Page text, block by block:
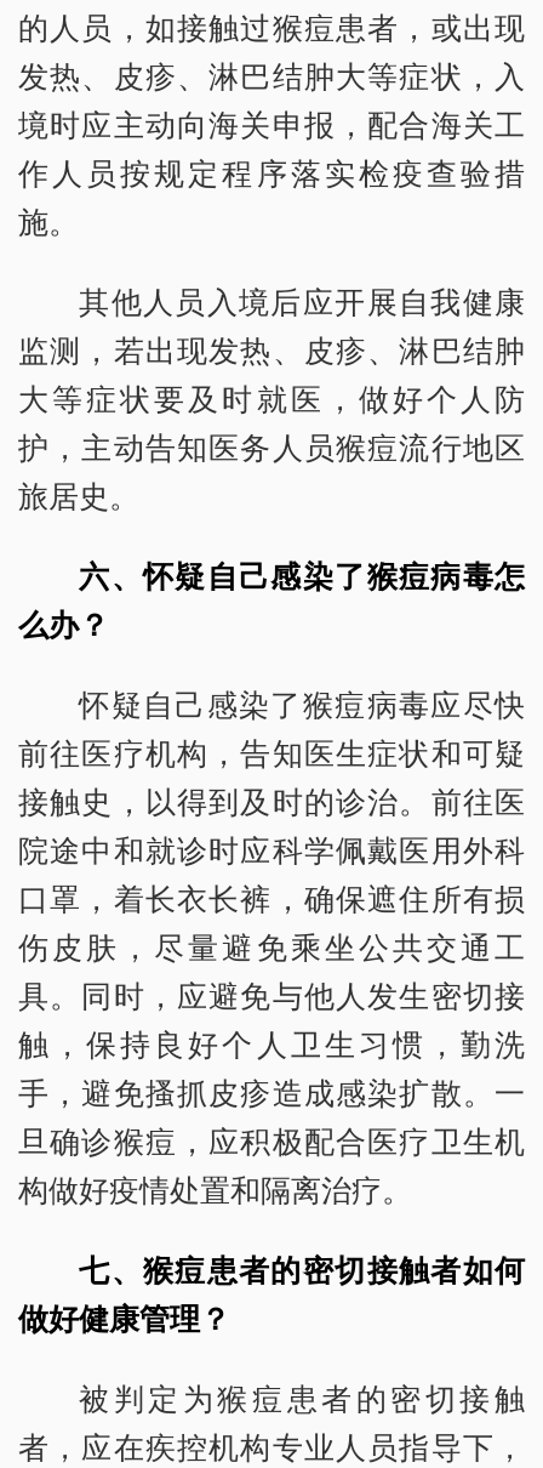
的人员，如接触过猴痘患者，或出现
发热、皮疹、淋巴结肿大等症状，入
境时应主动向海关申报，配合海关工
作人员按规定程序落实检疫查验措
施。
其他人员入境后应开展自我健康
监测，若出现发热、皮疹、淋巴结肿
大等症状要及时就医，做好个人防
护，主动告知医务人员猴痘流行地区
旅居史。
六、怀疑自己感染了猴痘病毒怎
么办？
怀疑自己感染了猴痘病毒应尽快
前往医疗机构，告知医生症状和可疑
接触史，以得到及时的诊治。前往医
院途中和就诊时应科学佩戴医用外科
口罩，着长衣长裤，确保遮住所有损
伤皮肤，尽量避免乘坐公共交通工
具。同时，应避免与他人发生密切接
触，保持良好个人卫生习惯，勤洗
手，避免搔抓皮疹造成感染扩散。一
旦确诊猴痘，应积极配合医疗卫生机
构做好疫情处置和隔离治疗。
七、猴痘患者的密切接触者如何
做好健康管理？
被判定为猴痘患者的密切接触
者，应在疾控机构专业人员指导下，